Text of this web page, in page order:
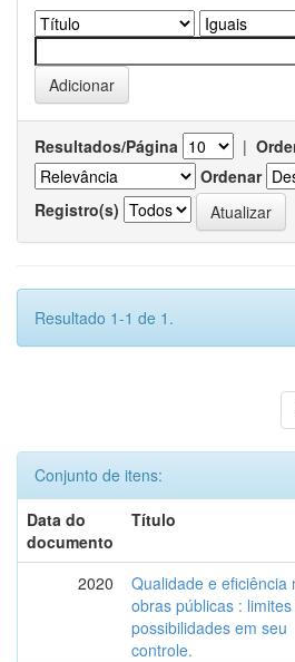
Resultados/Página |
Ordenar
Registro(s)
Resultado 1-1 de 1.
Conjunto de itens:
Data do
documento
Título
2020
Qualidade e eficiência
obras públicas :
possibilidades em seu
controle.